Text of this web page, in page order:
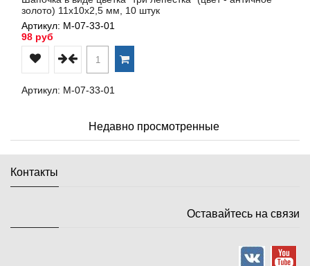
золото) 11х10х2,5 мм, 10 штук
Артикул: М-07-33-01
98 руб
Артикул: М-07-33-01
Недавно просмотренные
Контакты
Оставайтесь на связи